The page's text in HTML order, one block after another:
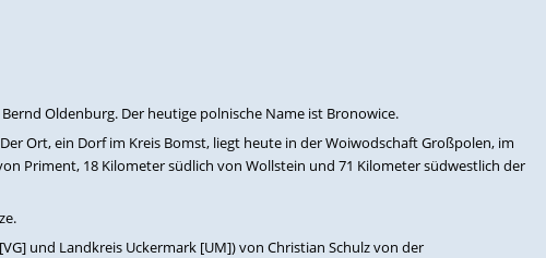
Oldenburg. Der heutige polnische Name ist Bronowice.
Ort, ein Dorf im Kreis Bomst, liegt heute in der Woiwodschaft Großpolen, im
Priment, 18 Kilometer südlich von Wollstein und 71 Kilometer südwestlich der
und Landkreis Uckermark [UM]) von Christian Schulz von der